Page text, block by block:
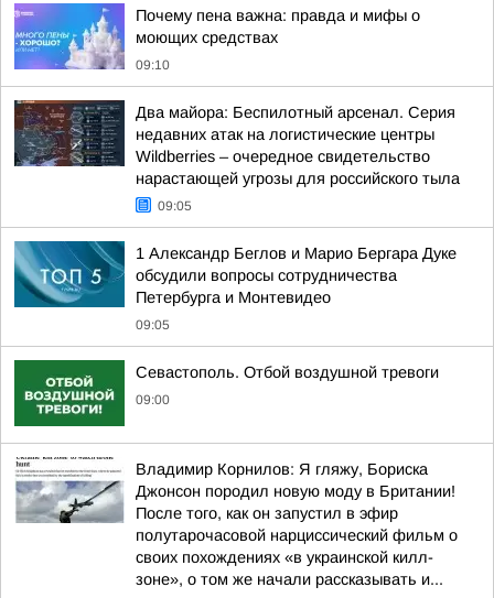
Почему пена важна: правда и мифы о
моющих средствах
09:10
Два майора: Беспилотный арсенал. Серия
недавних атак на логистические центры
Wildberries – очередное свидетельство
нарастающей угрозы для российского тыла
09:05
1 Александр Беглов и Марио Бергара Дуке
обсудили вопросы сотрудничества
Петербурга и Монтевидео
09:05
Севастополь. Отбой воздушной тревоги
09:00
Владимир Корнилов: Я гляжу, Бориска
Джонсон породил новую моду в Британии!
После того, как он запустил в эфир
полутарочасовой нарциссический фильм о
своих похождениях «в украинской килл-
зоне», о том же начали рассказывать и...